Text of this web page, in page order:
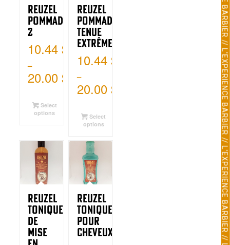
Reuzel
Pommade
2
10.44$
–
20.00$
Select
options
Reuzel
Pommade
Tenue
Extrême
10.44 $
–
20.00 $
Select
options
Reuzel
Tonique
de
Mise
Reuzel
Tonique
Pour
Cheveux